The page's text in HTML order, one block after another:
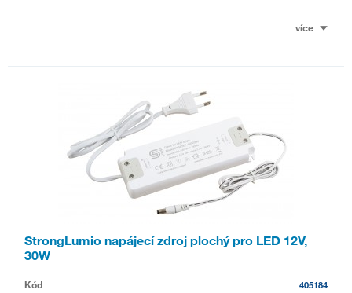
více
StrongLumio napájecí zdroj plochý pro LED 12V,
30W
Kód 405184